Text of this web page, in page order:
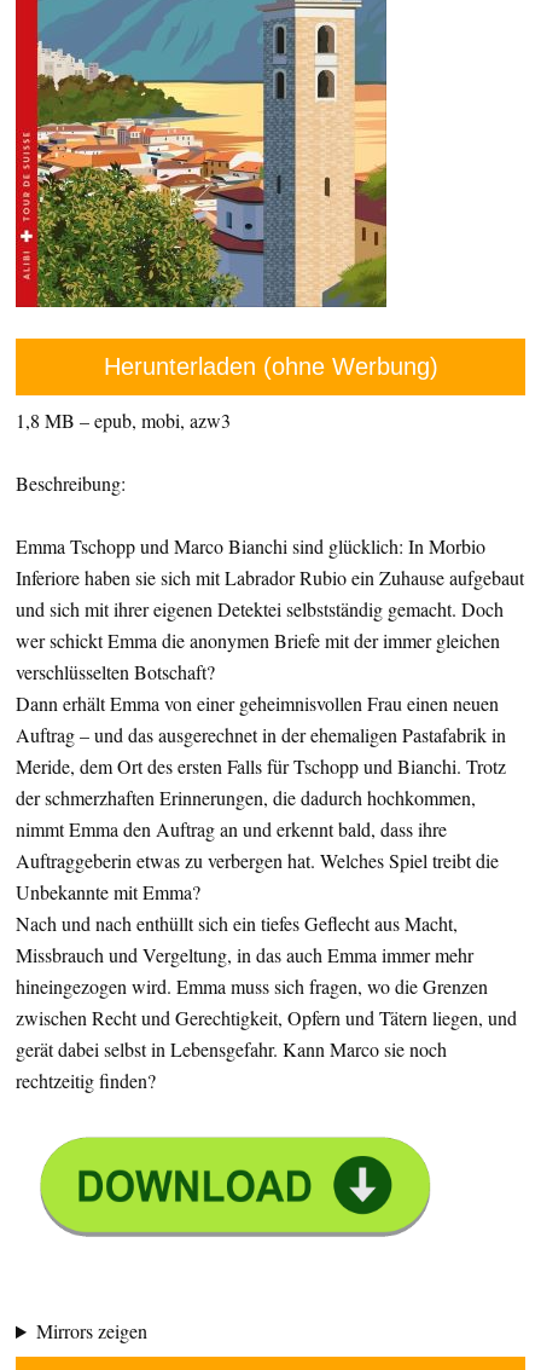
Herunterladen (ohne Werbung)
1,8 MB – epub, mobi, azw3
Beschreibung:
Emma Tschopp und Marco Bianchi sind glücklich: In Morbio
Inferiore haben sie sich mit Labrador Rubio ein Zuhause aufgebaut
und sich mit ihrer eigenen Detektei selbstständig gemacht. Doch
wer schickt Emma die anonymen Briefe mit der immer gleichen
verschlüsselten Botschaft?
Dann erhält Emma von einer geheimnisvollen Frau einen neuen
Auftrag – und das ausgerechnet in der ehemaligen Pastafabrik in
Meride, dem Ort des ersten Falls für Tschopp und Bianchi. Trotz
der schmerzhaften Erinnerungen, die dadurch hochkommen,
nimmt Emma den Auftrag an und erkennt bald, dass ihre
Auftraggeberin etwas zu verbergen hat. Welches Spiel treibt die
Unbekannte mit Emma?
Nach und nach enthüllt sich ein tiefes Geflecht aus Macht,
Missbrauch und Vergeltung, in das auch Emma immer mehr
hineingezogen wird. Emma muss sich fragen, wo die Grenzen
zwischen Recht und Gerechtigkeit, Opfern und Tätern liegen, und
gerät dabei selbst in Lebensgefahr. Kann Marco sie noch
rechtzeitig finden?
Mirrors zeigen